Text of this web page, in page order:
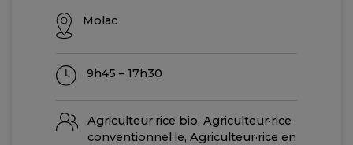
Molac
9h45 – 17h30
Agriculteur·rice bio, Agriculteur·rice
conventionnel·le, Agriculteur·rice en